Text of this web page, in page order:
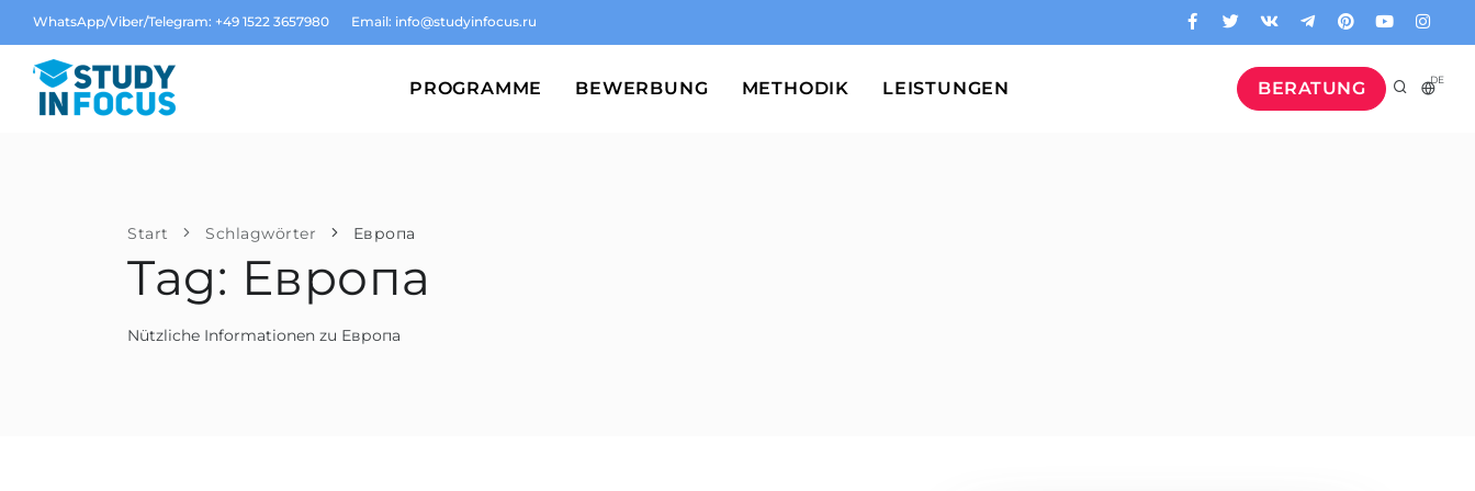
WhatsApp/Viber/Telegram: +49 1522 3657980 Email: info@studyinfocus.ru
BERATUNG DE
PROGRAMME BEWERBUNG METHODIK LEISTUNGEN
Start Schlagwörter Европа
Tag: Европа
Nützliche Informationen zu Европа